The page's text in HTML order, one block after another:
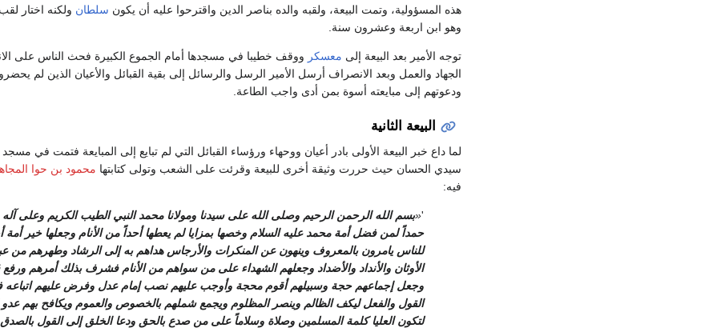
هذه المسؤولية، وتمت البيعة، ولقبه والده بناصر الدين واقترحوا عليه أن يكون سلطان ولكنه اختار لقب
وهو ابن اربعة وعشرون سنة.
توجه الأمير بعد البيعة إلى معسكر ووقف خطيبا في مسجدها أمام الجموع الكبيرة فحث الناس على
الجهاد والعمل وبعد الانصراف أرسل الأمير الرسل والرسائل إلى بقية القبائل والأعيان الذين لم يحضروا
ودعوتهم إلى مبايعته أسوة بمن أدى واجب الطاعة.
البيعة الثانية
لما داع خبر البيعة الأولى بادر أعيان ووحهاء ورؤساء القبائل التي لم تبايع إلى المبايعة فتمت في
سيدي الحسان حيث حررت وثيقة أخرى للبيعة وقرئت على الشعب وتولى كتابتها محمود بن حوا
فيه:
'
«بسم الله الرحمن الرحيم وصلى الله على سيدنا ومولانا محمد النبي الطيب الكريم وعلى
حمداً لمن فضل أمة محمد عليه السلام وخصها بمزايا لم يعطها أحداً من الأنام وجعلها خير أمة
للناس يامرون بالمعروف وينهون عن المنكرات والأرجاس هداهم به إلى الرشاد وطهرهم من
الأوثان والأنداد والأضداد وجعلهم الشهداء على من سواهم من الأنام فشرف بذلك أمرهم
وجعل إجماعهم حجة وسبيلهم أقوم محجة وأوجب عليهم نصب إمام عدل وفرض عليهم اتباعه
القول والفعل ليكف الظالم وينصر المظلوم ويجمع شملهم بالخصوص والعموم ويكافح بهم عدو
لتكون العليا كلمة المسلمين وصلاة وسلاماً على من صدع بالحق ودعا الخلق إلى القول